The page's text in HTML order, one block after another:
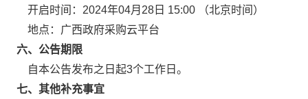
开启时间： 2024年04月28日 15:00 （北京时间）
地点： 广西政府采购云平台
六、公告期限
自本公告发布之日起3个工作日。
七、其他补充事宜